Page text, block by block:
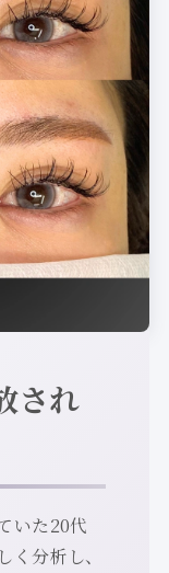
され
いた20代
分析し、